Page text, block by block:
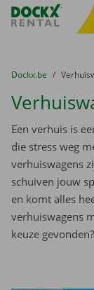
Fratello DEMO
U bevindt zich hier:
van
Dockx.be naar
Een verhuis is
die stress weg
verhuiswagens
schuiven jouw
en komt alles
verhuiswagens
keuze